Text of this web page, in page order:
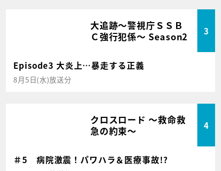
大追跡～警視庁ＳＳＢ
Ｃ強行犯係～ Season2
3
Episode3 大炎上…暴走する正義
8月5日(水)放送分
クロスロード ～救命救
急の約束～
4
＃5 病院激震！パワハラ＆医療事故!?